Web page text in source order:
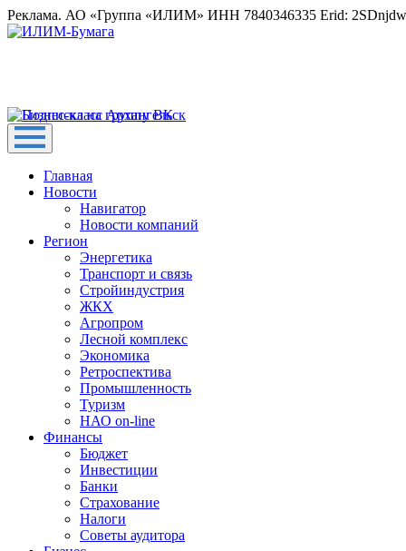
Реклама. АО «Группа «ИЛИМ» ИНН 7840346335 Erid:
Главная
Новости
Навигатор
Новости компаний
Регион
Энергетика
Транспорт и связь
Стройиндустрия
ЖКХ
Агропром
Лесной комплекс
Экономика
Ретроспектива
Промышленность
Туризм
НАО on-line
Финансы
Бюджет
Инвестиции
Банки
Страхование
Налоги
Советы аудитора